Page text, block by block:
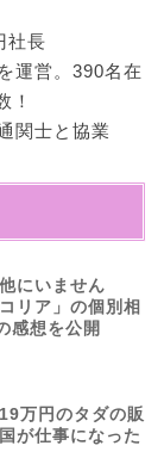
社長
運営。390名在
！
関士と協業
にいません
リア」の個別相
感想を公開
万円のタダの販
が仕事になった